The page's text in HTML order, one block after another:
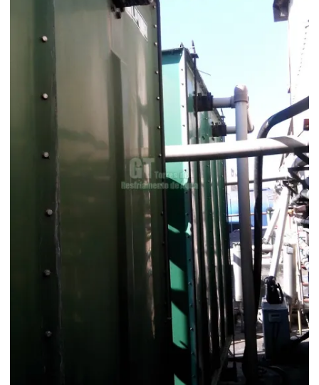
Impermeabilização com manta asfáltica
Impermeabilização de prédios
Impermeabilização de torres
Instalação de torres de resfriamento
Limpeza de torre de resfriamento
Manutenção corretiva de torres de resfriamento
Manutenção preditiva em torres de resfriamento
Manutenção preventiva de torres de resfriamento
Manutenção de torre de resfriamento
Manutenção em torre de resfriamento
Manutenção em torres de resfriamento
Montagem de torres de resfriamento
Montagens de torres de resfriamento
Peças para torre de resfriamento